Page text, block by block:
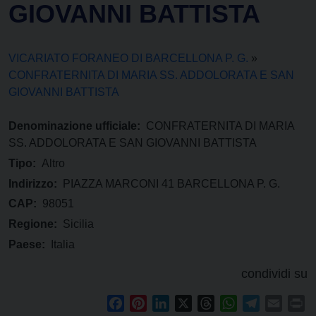
GIOVANNI BATTISTA
VICARIATO FORANEO DI BARCELLONA P. G. »
CONFRATERNITA DI MARIA SS. ADDOLORATA E SAN
GIOVANNI BATTISTA
Denominazione ufficiale: CONFRATERNITA DI MARIA
SS. ADDOLORATA E SAN GIOVANNI BATTISTA
Tipo: Altro
Indirizzo:
PIAZZA MARCONI 41 BARCELLONA P. G.
CAP: 98051
Regione: Sicilia
Paese:
Italia
condividi su
FacebookPinterestLinkedIn ThreadsWhatsApp